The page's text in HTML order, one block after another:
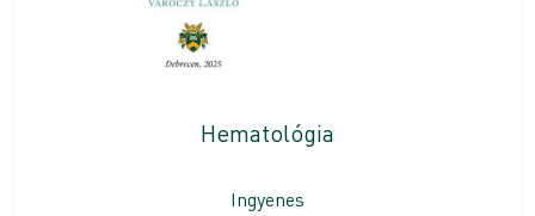
Hematológia
Ingyenes